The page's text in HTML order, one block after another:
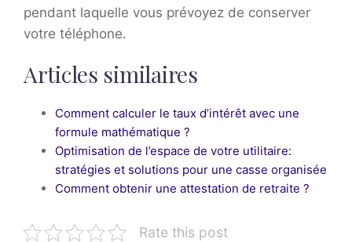
pendant laquelle vous prévoyez de conserver
votre téléphone.
Articles similaires
Comment calculer le taux d’intérêt avec une
formule mathématique ?
Optimisation de l’espace de votre utilitaire:
stratégies et solutions pour une casse organisée
Comment obtenir une attestation de retraite ?
Rate this post